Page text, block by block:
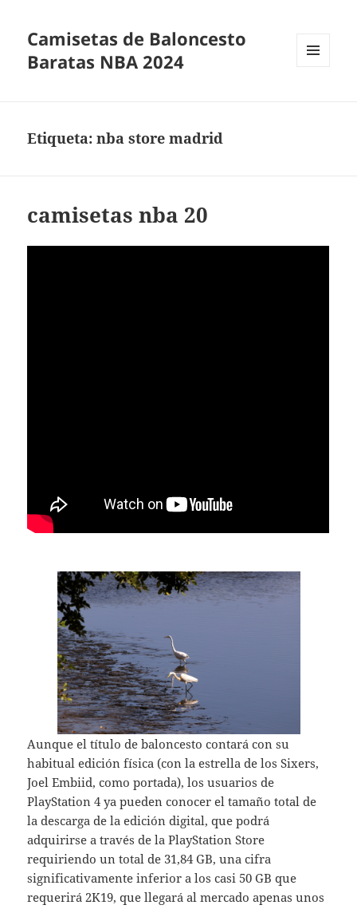
Camisetas de Baloncesto
Baratas NBA 2024
Etiqueta:nba store madrid
camisetas nba 20
Aunque el título de baloncesto contará con su
habitual edición física (con la estrella de los Sixers,
Joel Embiid, como portada), los usuarios de
PlayStation 4 ya pueden conocer el tamaño total de
la descarga de la edición digital, que podrá
adquirirse a través de la PlayStation Store
requiriendo un total de 31,84 GB, una cifra
significativamente inferior a los casi 50 GB que
requerirá 2K19, que llegará al mercado apenas unos